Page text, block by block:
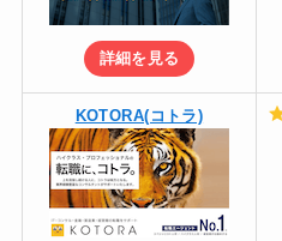
詳細を見る
KOTORA(コトラ)